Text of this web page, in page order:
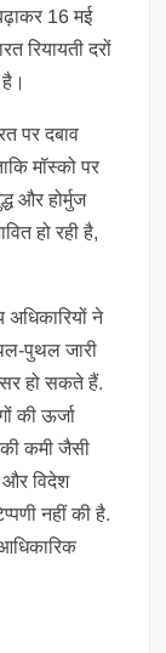
16 मई
रियायती दरों
पर दबाव
मॉस्को पर
और होर्मुज
हो रही है,
अधिकारियों ने
पुथल जारी
हो सकते हैं.
की ऊर्जा
कमी जैसी
और विदेश
नहीं की है.